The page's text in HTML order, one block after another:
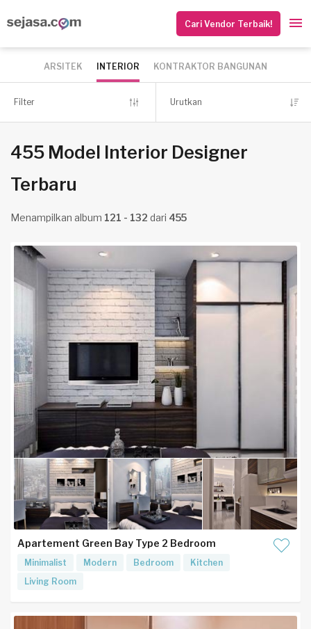
Cari Vendor Terbaik!
ARSITEK INTERIOR KONTRAKTOR BANGUNAN
Filter Urutkan
455 Model Interior Designer
Terbaru
Menampilkan album 121 - 132 dari 455
Apartement Green Bay Type 2 Bedroom
Minimalist Modern Bedroom
Kitchen
Living Room